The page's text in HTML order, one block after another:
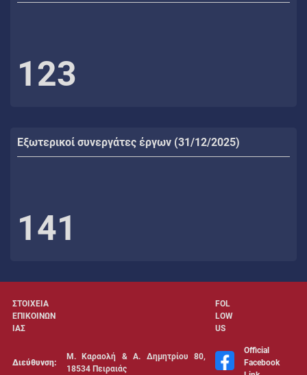
123
Εξωτερικοί συνεργάτες έργων (31/12/2025)
141
ΣΤΟΙΧΕΙΑ
ΕΠΙΚΟΙΝΩΝ
ΙΑΣ
FOL
LOW
US
Διεύθυνση:
Μ. Καραολή & Α. Δημητρίου 80,
18534 Πειραιάς
Official
Facebook